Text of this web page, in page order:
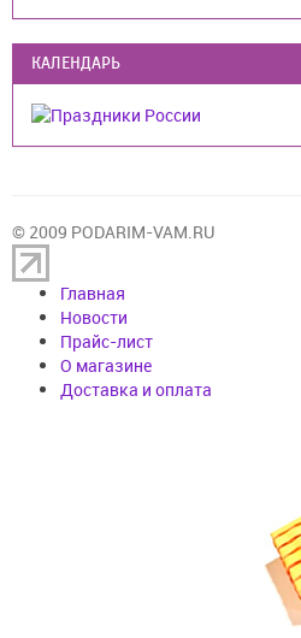
КАЛЕНДАРЬ
© 2009 PODARIM-VAM.RU
Главная
Новости
Прайс-лист
О магазине
Доставка и оплата